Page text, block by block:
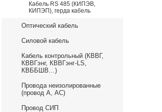
Кабель RS 485 (КИПЭВ,
КИПЭП), герда кабель
Оптический кабель
Силовой кабель
Кабель контрольный (КВВГ,
КВВГэнг, КВВГэнг-LS,
КВББШВ…)
Провода неизолированные
(провод А, АС)
Провод СИП